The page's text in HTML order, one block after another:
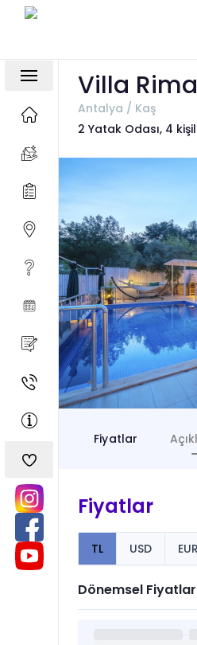
Villa
Antalya / Kaş
2 Yatak Odası, 4
Fiyatlar
Fiyatlar
TL USD
Dönemsel Fiyatlar